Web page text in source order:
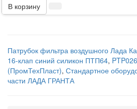
В корзину
Патрубок фильтра воздушного Лада
16-клап синий силикон ПТП64,
(ПромТехПласт), Стандартное
части ЛАДА ГРАНТА